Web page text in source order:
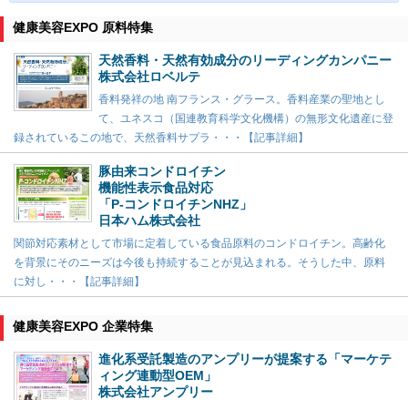
健康美容EXPO 原料特集
天然香料・天然有効成分のリーディングカンパニー
株式会社ロベルテ
香料発祥の地 南フランス・グラース。香料産業の聖地とし
て、ユネスコ（国連教育科学文化機構）の無形文化遺産に登
録されているこの地で、天然香料サプラ・・・【記事詳細】
豚由来コンドロイチン
機能性表示食品対応
「P-コンドロイチンNHZ」
日本ハム株式会社
関節対応素材として市場に定着している食品原料のコンドロイチン。高齢化
を背景にそのニーズは今後も持続することが見込まれる。そうした中、原料
に対し・・・【記事詳細】
健康美容EXPO 企業特集
進化系受託製造のアンプリーが提案する「マーケテ
ィング連動型OEM」
株式会社アンプリー